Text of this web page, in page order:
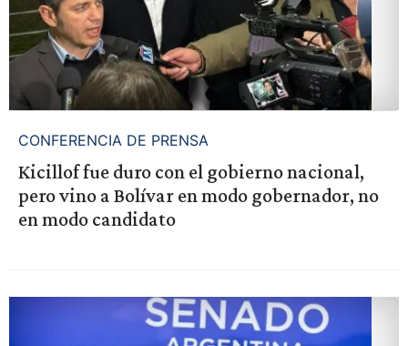
CONFERENCIA DE PRENSA
Kicillof fue duro con el gobierno nacional,
pero vino a Bolívar en modo gobernador, no
en modo candidato